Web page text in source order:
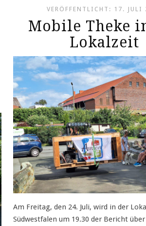
VERÖFFENTLICHT: 17. JULI
Mobile Theke
Lokalzeit
Am Freitag, den 24. Juli, wird in der
Südwestfalen um 19.30 der Bericht